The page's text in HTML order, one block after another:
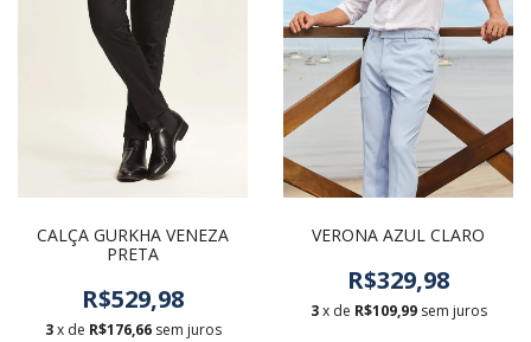
CALÇA GURKHA VENEZA
PRETA
R$529,98
3 x de R$176,66 sem juros
VERONA AZUL CLARO
R$329,98
3 x de R$109,99 sem juros